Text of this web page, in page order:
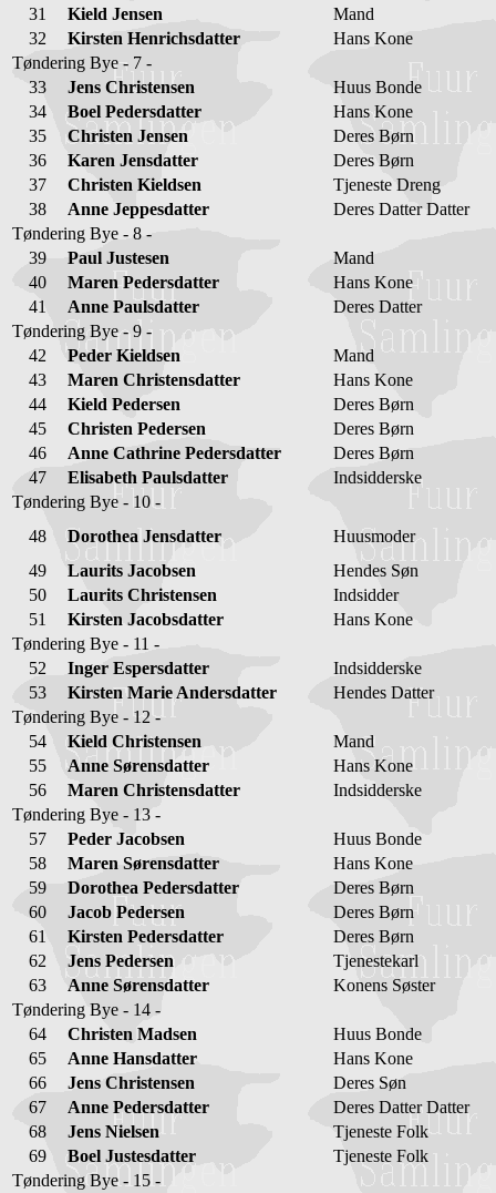
31
Kield Jensen
Mand
32
Kirsten Henrichsdatter
Hans Kone
Tøndering Bye - 7 -
33
Jens Christensen
Huus Bonde
34
Boel Pedersdatter
Hans Kone
35
Christen Jensen
Deres Børn
36
Karen Jensdatter
Deres Børn
37
Christen Kieldsen
Tjeneste Dreng
38
Anne Jeppesdatter
Deres Datter Datter
Tøndering Bye - 8 -
39
Paul Justesen
Mand
40
Maren Pedersdatter
Hans Kone
41
Anne Paulsdatter
Deres Datter
Tøndering Bye - 9 -
42
Peder Kieldsen
Mand
43
Maren Christensdatter
Hans Kone
44
Kield Pedersen
Deres Børn
45
Christen Pedersen
Deres Børn
46
Anne Cathrine Pedersdatter
Deres Børn
47
Elisabeth Paulsdatter
Indsidderske
Tøndering Bye - 10 -
48
Dorothea Jensdatter
Huusmoder
49
Laurits Jacobsen
Hendes Søn
50
Laurits Christensen
Indsidder
51
Kirsten Jacobsdatter
Hans Kone
Tøndering Bye - 11 -
52
Inger Espersdatter
Indsidderske
53
Kirsten Marie Andersdatter
Hendes Datter
Tøndering Bye - 12 -
54
Kield Christensen
Mand
55
Anne Sørensdatter
Hans Kone
56
Maren Christensdatter
Indsidderske
Tøndering Bye - 13 -
57
Peder Jacobsen
Huus Bonde
58
Maren Sørensdatter
Hans Kone
59
Dorothea Pedersdatter
Deres Børn
60
Jacob Pedersen
Deres Børn
61
Kirsten Pedersdatter
Deres Børn
62
Jens Pedersen
Tjenestekarl
63
Anne Sørensdatter
Konens Søster
Tøndering Bye - 14 -
64
Christen Madsen
Huus Bonde
65
Anne Hansdatter
Hans Kone
66
Jens Christensen
Deres Søn
67
Anne Pedersdatter
Deres Datter Datter
68
Jens Nielsen
Tjeneste Folk
69
Boel Justesdatter
Tjeneste Folk
Tøndering Bye - 15 -